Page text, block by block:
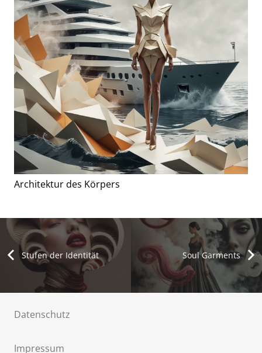
Architektur des Körpers
Stufen der Identität Soul Garments
Datenschutz
Impressum